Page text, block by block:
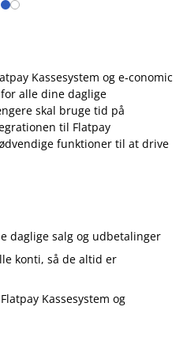
Kassesystem og e‑conomic
alle dine daglige
skal bruge tid på
til Flatpay
funktioner til at drive
daglige salg og udbetalinger
konti, så de altid er
Kassesystem og